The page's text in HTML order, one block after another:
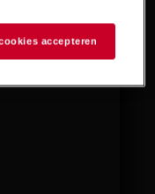
accepteren